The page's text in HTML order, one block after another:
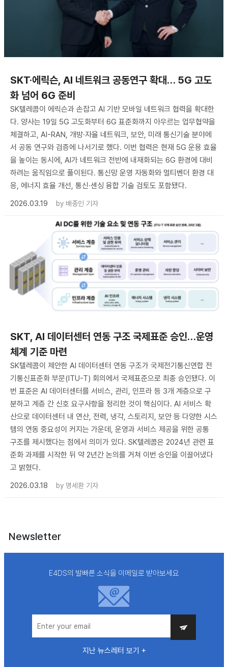
SKT·에릭슨, AI 네트워크 공동연구 확대… 5G 고도
화 넘어 6G 준비
SK텔레콤이 에릭슨과 손잡고 AI 기반 모바일 네트워크 협력을 확대한
다. 양사는 19일 5G 고도화부터 6G 표준화까지 아우르는 업무협약을
체결하고, AI-RAN, 개방·자율 네트워크, 보안, 미래 통신기술 분야에
서 공동 연구와 검증에 나서기로 했다. 이번 협력은 현재 5G 운용 효율
을 높이는 동시에, AI가 네트워크 전반에 내재화되는 6G 환경에 대비
하려는 움직임으로 풀이된다. 통신망 운영 자동화와 멀티벤더 환경 대
응, 에너지 효율 개선, 통신·센싱 융합 기술 검토도 포함됐다.
2026.03.19
by 배종인 기자
SKT, AI 데이터센터 연동 구조 국제표준 승인…운영
체계 기준 마련
SK텔레콤이 제안한 AI 데이터센터 연동 구조가 국제전기통신연합 전
기통신표준화 부문(ITU-T) 회의에서 국제표준으로 최종 승인됐다. 이
번 표준은 AI 데이터센터를 서비스, 관리, 인프라 등 3개 계층으로 구
분하고 계층 간 신호 요구사항을 정리한 것이 핵심이다. AI 서비스 확
산으로 데이터센터 내 연산, 전력, 냉각, 스토리지, 보안 등 다양한 시스
템의 연동 중요성이 커지는 가운데, 운영과 서비스 제공을 위한 공통
구조를 제시했다는 점에서 의미가 있다. SK텔레콤은 2024년 관련 표
준화 과제를 시작한 뒤 약 2년간 논의를 거쳐 이번 승인을 이끌어냈다
고 밝혔다.
2026.03.18
by 명세환 기자
Newsletter
E4DS의 발빠른 소식을 이메일로 받아보세요
지난 뉴스레터 보기 +